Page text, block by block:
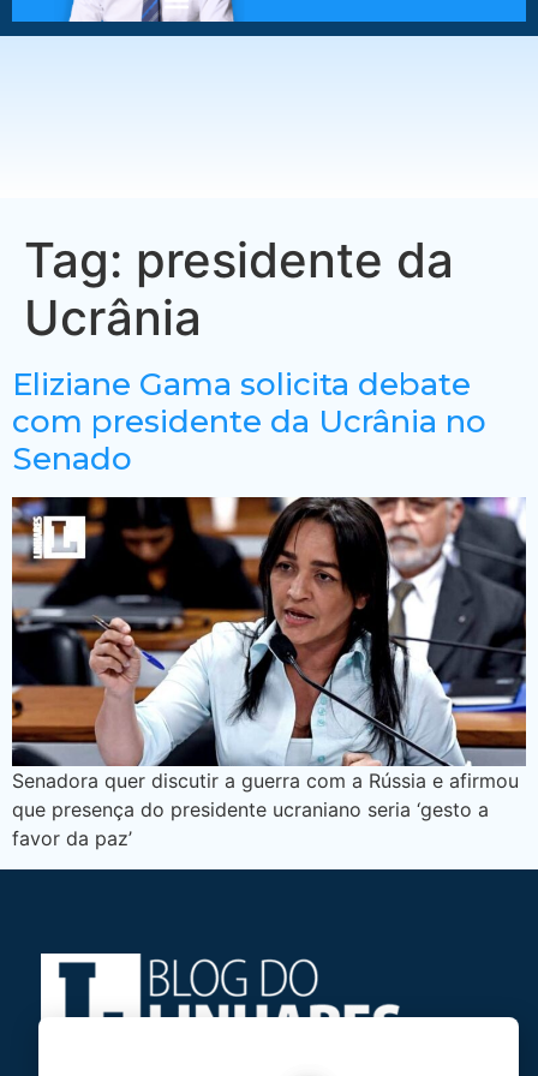
Tag: presidente da
Ucrânia
Eliziane Gama solicita debate
com presidente da Ucrânia no
Senado
Senadora quer discutir a guerra com a Rússia e afirmou
que presença do presidente ucraniano seria ‘gesto a
favor da paz’